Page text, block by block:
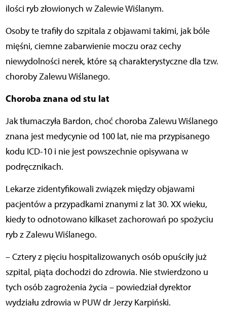
ilości ryb złowionych w Zalewie Wiślanym.
Osoby te trafiły do szpitala z objawami takimi, jak bóle
mięśni, ciemne zabarwienie moczu oraz cechy
niewydolności nerek, które są charakterystyczne dla tzw.
choroby Zalewu Wiślanego.
Choroba znana od stu lat
Jak tłumaczyła Bardon, choć choroba Zalewu Wiślanego
znana jest medycynie od 100 lat, nie ma przypisanego
kodu ICD-10 i nie jest powszechnie opisywana w
podręcznikach.
Lekarze zidentyfikowali związek między objawami
pacjentów a przypadkami znanymi z lat 30. XX wieku,
kiedy to odnotowano kilkaset zachorowań po spożyciu
ryb z Zalewu Wiślanego.
– Cztery z pięciu hospitalizowanych osób opuściły już
szpital, piąta dochodzi do zdrowia. Nie stwierdzono u
tych osób zagrożenia życia – powiedział dyrektor
wydziału zdrowia w PUW dr Jerzy Karpiński.